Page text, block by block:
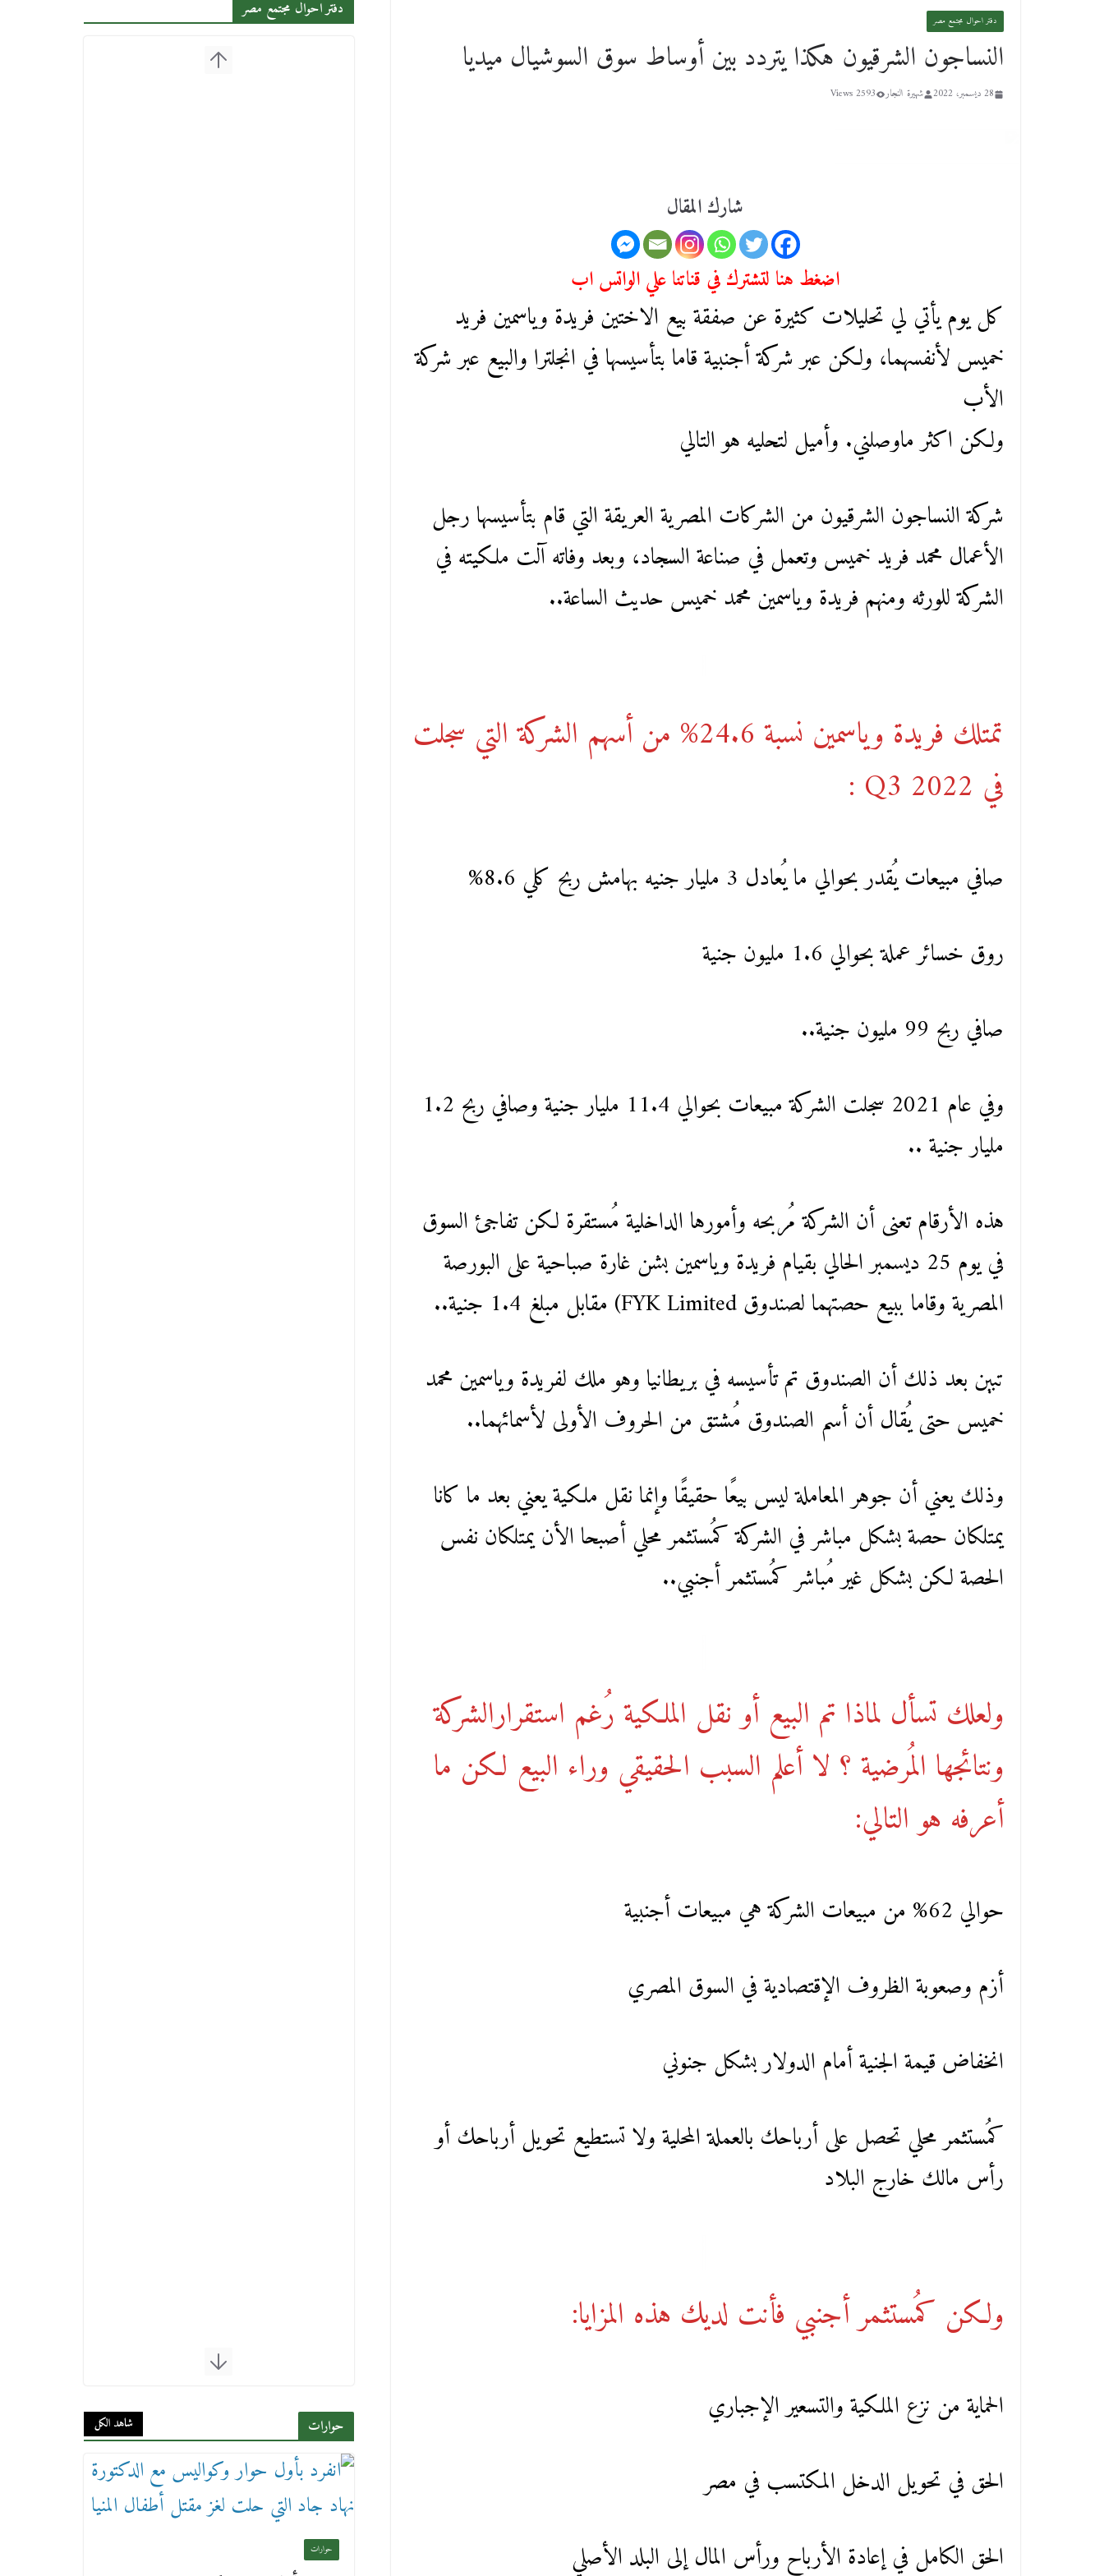
دفتر احوال مجتمع مصر
النساجون الشرقيون هكذا يتردد بين أوساط سوق السوشيال ميديا
28 ديسمبر، 2022 شهيرة النجار 2593 Views
شارك المقال
اضغط هنا لتشترك في قناتنا علي الواتس اب
كل يوم يأتي لي تحليلات كثيرة عن صفقة بيع الاختين فريدة وياسمين فريد
خميس لأنفسهما، ولكن عبر شركة أجنبية قاما بتأسيسها في انجلترا والبيع عبر شركة
الأب
ولكن اكثر ماوصلني. وأميل لتحليه هو التالي
شركة النساجون الشرقيون من الشركات المصرية العريقة التي قام بتأسيسها رجل
الأعمال محمد فريد خميس وتعمل في صناعة السجاد، وبعد وفاته آلت ملكيته في
الشركة للورثه ومنهم فريدة وياسمين محمد خميس حديث الساعة..
تمتلك فريدة وياسمين نسبة 24.6% من أسهم الشركة التي سجلت
في Q3 2022 :
صافي مبيعات يُقدر بحوالي ما يُعادل 3 مليار جنيه بهامش ربح كلي 8.6%
روق خسائر عملة بحوالي 1.6 مليون جنية
صافي ربح 99 مليون جنية..
وفي عام 2021 سجلت الشركة مبيعات بحوالي 11.4 مليار جنية وصافي ربح 1.2
مليار جنية ..
هذه الأرقام تعنى أن الشركة مُربحه وأمورها الداخلية مُستقرة لكن تفاجئ السوق
في يوم 25 ديسمبر الحالي بقيام فريدة وياسمين بشن غارة صباحية على البورصة
المصرية وقاما ببيع حصتهما لصندوق FYK Limited) مقابل مبلغ 1.4 جنية..
تبين بعد ذلك أن الصندوق تم تأسيسه في بريطانيا وهو ملك لفريدة وياسمين محمد
خميس حتى يُقال أن أسم الصندوق مُشتق من الحروف الأولى لأسمائهما..
وذلك يعني أن جوهر المعاملة ليس بيعًا حقيقًا وإنما نقل ملكية يعني بعد ما كانا
يمتلكان حصة بشكل مباشر في الشركة كمُستثمر محلي أصبحا الأن يمتلكان نفس
الحصة لكن بشكل غير مُباشر كمُستثمر أجنبي..
ولعلك تسأل لماذا تم البيع أو نقل الملكية رُغم استقرارالشركة
ونتائجها المُرضية ؟ لا أعلم السبب الحقيقي وراء البيع لكن ما
أعرفه هو التالي:
حوالي 62% من مبيعات الشركة هي مبيعات أجنبية
أزم وصعوبة الظروف الإقتصادية في السوق المصري
انخفاض قيمة الجنية أمام الدولار بشكل جنوني
كمُستثمر محلي تحصل على أرباحك بالعملة المحلية ولا تستطيع تحويل أرباحك أو
رأس مالك خارج البلاد
ولكن كمُستثمر أجنبي فأنت لديك هذه المزايا:
الحماية من نزع الملكية والتسعير الإجباري
الحق في تحويل الدخل المكتسب في مصر
الحق الكامل في إعادة الأرباح ورأس المال إلى البلد الأصلي
دفتر احوال مجتمع مصر
حوارات شاهد الكل
حوارات